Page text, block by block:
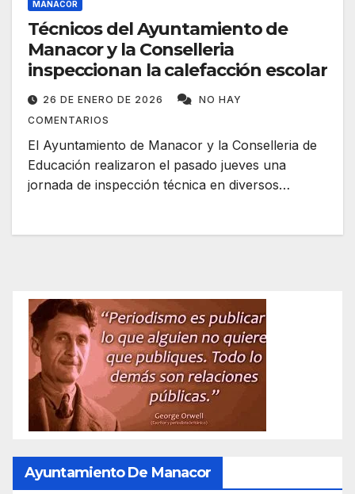
MANACOR
Técnicos del Ayuntamiento de
Manacor y la Conselleria
inspeccionan la calefacción escolar
26 DE ENERO DE 2026
NO HAY
COMENTARIOS
El Ayuntamiento de Manacor y la Conselleria de
Educación realizaron el pasado jueves una
jornada de inspección técnica en diversos…
Ayuntamiento De Manacor